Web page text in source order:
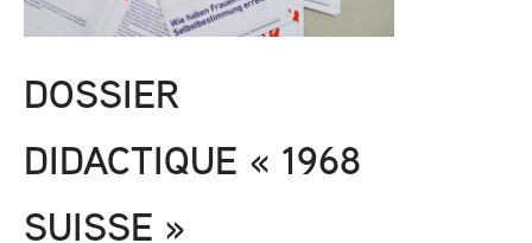
DOSSIER
DIDACTIQUE « 1968
SUISSE »